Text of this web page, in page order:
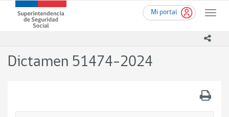
contenido
Mi portal
Toggle
Superintendencia
de
-
Dictamen 51474-2024